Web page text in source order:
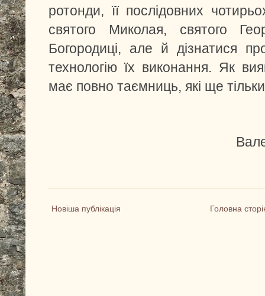
ротонди, її послідовних
святого Миколая, святого
Богородиці, але й дізнатися
технологію їх виконання. Як
має повно таємниць, які ще
Новіша публікація Головна